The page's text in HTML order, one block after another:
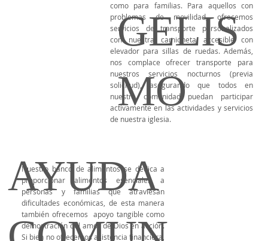
GELIS
MO
como para familias. Para aquellos con
problemas de movilidad, ofrecemos
servicios de transporte personalizados
con nuestra camioneta accesible con
elevador para sillas de ruedas. Además,
nos complace ofrecer transporte para
nuestros servicios nocturnos (previa
solicitud), asegurando que todos en
nuestra comunidad puedan participar
activamente en las actividades y servicios
de nuestra iglesia.
Nuestro banco de alimentos se dedica a
proporcionar alimentos esenciales a
personas y familias que atraviesan
dificultades económicas, de esta manera
también ofrecemos apoyo tangible como
demostración del amor de Dios en acción.
Si bien no ofrecemos asistencia financiera,
AYUDA